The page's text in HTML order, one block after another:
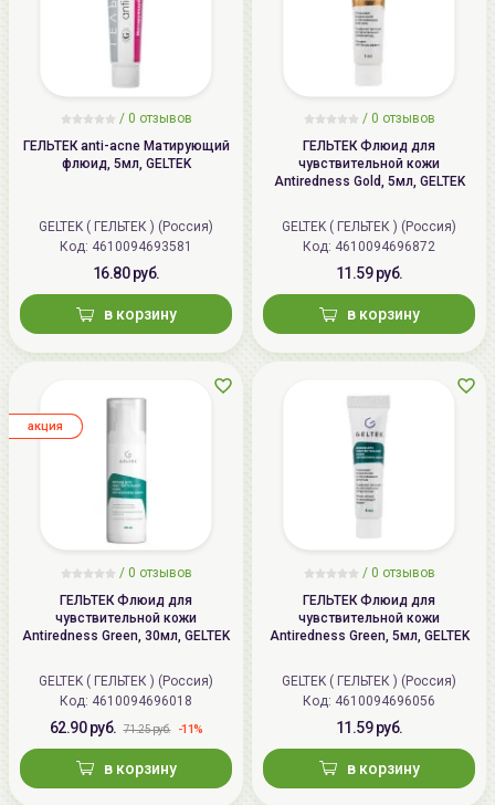
/ 0 отзывов
ГЕЛЬТЕК anti-acne Матирующий
флюид, 5мл, GELTEK
GELTEK ( ГЕЛЬТЕК ) (Россия)
Код: 4610094693581
16.80 руб.
в корзину
/ 0 отзывов
ГЕЛЬТЕК Флюид для
чувствительной кожи
Antiredness Gold, 5мл, GELTEK
GELTEK ( ГЕЛЬТЕК ) (Россия)
Код: 4610094696872
11.59 руб.
в корзину
/ 0 отзывов
ГЕЛЬТЕК Флюид для
чувствительной кожи
Antiredness Green, 30мл, GELTEK
GELTEK ( ГЕЛЬТЕК ) (Россия)
Код: 4610094696018
62.90 руб. 71.25 руб. -11%
в корзину
aкция
/ 0 отзывов
ГЕЛЬТЕК Флюид для
чувствительной кожи
Antiredness Green, 5мл, GELTEK
GELTEK ( ГЕЛЬТЕК ) (Россия)
Код: 4610094696056
11.59 руб.
в корзину